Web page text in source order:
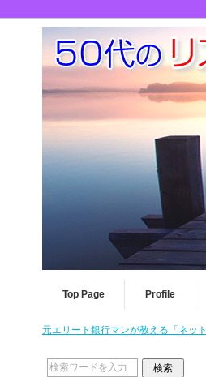
Top Page Profile
元エリート銀行マンが教える「ネッ